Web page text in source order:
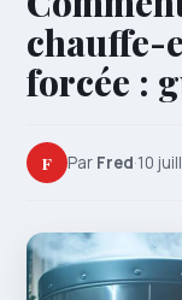
chauffe-
forcée :
F Par Fred·10